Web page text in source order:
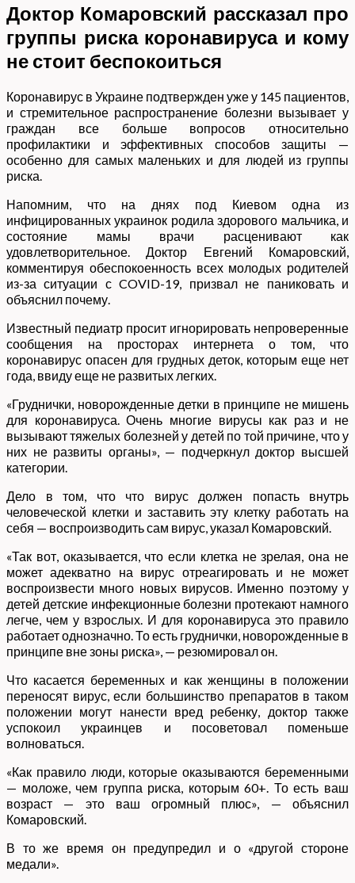
Доктор Комаровский рассказал про
группы риска коронавируса и кому
не стоит беспокоиться
Коронавирус в Украине подтвержден уже у 145 пациентов,
и стремительное распространение болезни вызывает у
граждан все больше вопросов относительно
профилактики и эффективных способов защиты —
особенно для самых маленьких и для людей из группы
риска.
Напомним, что на днях под Киевом одна из
инфицированных украинок родила здорового мальчика, и
состояние мамы врачи расценивают как
удовлетворительное. Доктор Евгений Комаровский,
комментируя обеспокоенность всех молодых родителей
из-за ситуации с COVID-19, призвал не паниковать и
объяснил почему.
Известный педиатр просит игнорировать непроверенные
сообщения на просторах интернета о том, что
коронавирус опасен для грудных деток, которым еще нет
года, ввиду еще не развитых легких.
«Груднички, новорожденные детки в принципе не мишень
для коронавируса. Очень многие вирусы как раз и не
вызывают тяжелых болезней у детей по той причине, что у
них не развиты органы», — подчеркнул доктор высшей
категории.
Дело в том, что что вирус должен попасть внутрь
человеческой клетки и заставить эту клетку работать на
себя — воспроизводить сам вирус, указал Комаровский.
«Так вот, оказывается, что если клетка не зрелая, она не
может адекватно на вирус отреагировать и не может
воспроизвести много новых вирусов. Именно поэтому у
детей детские инфекционные болезни протекают намного
легче, чем у взрослых. И для коронавируса это правило
работает однозначно. То есть груднички, новорожденные в
принципе вне зоны риска», — резюмировал он.
Что касается беременных и как женщины в положении
переносят вирус, если большинство препаратов в таком
положении могут нанести вред ребенку, доктор также
успокоил украинцев и посоветовал поменьше
волноваться.
«Как правило люди, которые оказываются беременными
— моложе, чем группа риска, которым 60+. То есть ваш
возраст — это ваш огромный плюс», — объяснил
Комаровский.
В то же время он предупредил и о «другой стороне
медали».